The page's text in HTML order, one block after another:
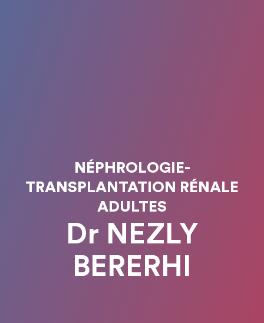
NÉPHROLOGIE-
TRANSPLANTATION RÉNALE
ADULTES
Dr NEZLY
BERERHI